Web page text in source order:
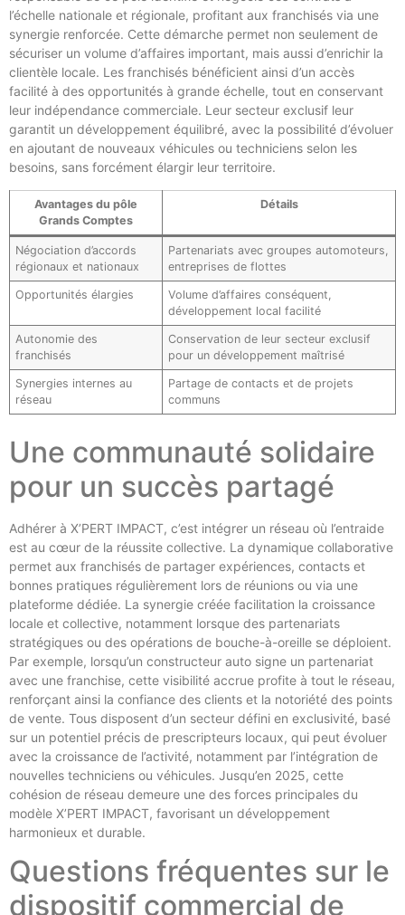
l’échelle nationale et régionale, profitant aux franchisés via une
synergie renforcée. Cette démarche permet non seulement de
sécuriser un volume d’affaires important, mais aussi d’enrichir la
clientèle locale. Les franchisés bénéficient ainsi d’un accès
facilité à des opportunités à grande échelle, tout en conservant
leur indépendance commerciale. Leur secteur exclusif leur
garantit un développement équilibré, avec la possibilité d’évoluer
en ajoutant de nouveaux véhicules ou techniciens selon les
besoins, sans forcément élargir leur territoire.
Avantages du pôle
Grands Comptes
Détails
Négociation d’accords
régionaux et nationaux
Partenariats avec groupes automoteurs,
entreprises de flottes
Opportunités élargies
Volume d’affaires conséquent,
développement local facilité
Autonomie des
franchisés
Conservation de leur secteur exclusif
pour un développement maîtrisé
Synergies internes au
réseau
Partage de contacts et de projets
communs
Une communauté solidaire
pour un succès partagé
Adhérer à X’PERT IMPACT, c’est intégrer un réseau où l’entraide
est au cœur de la réussite collective. La dynamique collaborative
permet aux franchisés de partager expériences, contacts et
bonnes pratiques régulièrement lors de réunions ou via une
plateforme dédiée. La synergie créée facilitation la croissance
locale et collective, notamment lorsque des partenariats
stratégiques ou des opérations de bouche-à-oreille se déploient.
Par exemple, lorsqu’un constructeur auto signe un partenariat
avec une franchise, cette visibilité accrue profite à tout le réseau,
renforçant ainsi la confiance des clients et la notoriété des points
de vente. Tous disposent d’un secteur défini en exclusivité, basé
sur un potentiel précis de prescripteurs locaux, qui peut évoluer
avec la croissance de l’activité, notamment par l’intégration de
nouvelles techniciens ou véhicules. Jusqu’en 2025, cette
cohésion de réseau demeure une des forces principales du
modèle X’PERT IMPACT, favorisant un développement
harmonieux et durable.
Questions fréquentes sur le
dispositif commercial de